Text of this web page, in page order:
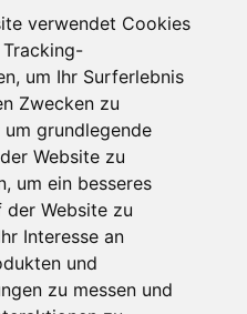
verwendet Cookies
um Ihr Surferlebnis
Zwecken zu
um grundlegende
Website zu
, um ein besseres
der Website zu
Interesse an
und
zu messen und
Uns
Partner